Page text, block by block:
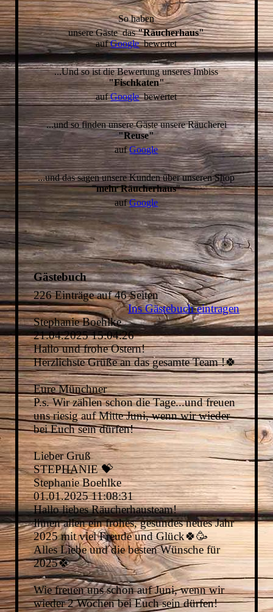
So haben
unsere Gäste das"Räucherhaus"
aufGooglebewertet
...Und so ist die Bewertung unseres Imbiss
"Fischkaten"
aufGooglebewertet
...und so finden unsere Gäste unsere Räucherei
"Reuse"
aufGoogle
...und das sagen unsere Kunden über unseren Shop
"mehr Räucherhaus"
aufGoogle
Gästebuch
226 Einträge auf 46 Seiten
Ins Gästebuch eintragen
Stephanie Boehlke
21.04.2025 15:04:26
Hallo und frohe Ostern!
Herzlichste Grüße an das gesamte Team !🍀
Eure Münchner
P.s. Wir zählen schon die Tage...und freuen
uns riesig auf Mitte Juni, wenn wir wieder
bei Euch sein dürfen!
Lieber Gruß
STEPHANIE 💝
Stephanie Boehlke
01.01.2025 11:08:31
Hallo liebes Räucherhausteam!
Ihnen allen ein frohes, gesundes neues Jahr
2025 mit viel Freude und Glück🍀🥳
Alles Liebe und die besten Wünsche für
2025🍀
Wie freuen uns schon auf Juni, wenn wir
wieder 2 Wochen bei Euch sein dürfen!